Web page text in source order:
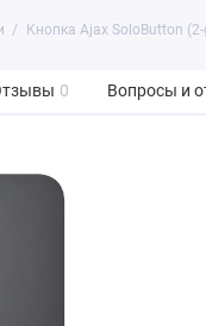
Кнопка Ajax SoloButton
0 Вопросы и